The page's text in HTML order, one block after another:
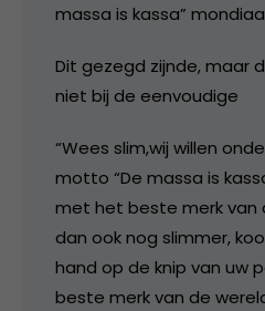
massa is kassa”
Dit gezegd zijnde, maar
niet bij de eenvoudige
“Wees slim,wij willen
motto “De massa is
met het beste merk van
dan ook nog slimmer,
hand op de knip van uw
beste merk van de